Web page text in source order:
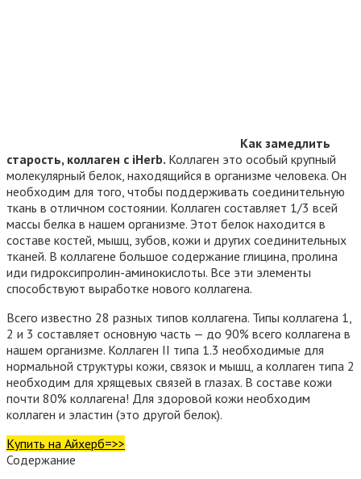
Как замедлить
старость, коллаген с iHerb. Коллаген это особый крупный
молекулярный белок, находящийся в организме человека. Он
необходим для того, чтобы поддерживать соединительную
ткань в отличном состоянии. Коллаген составляет 1/3 всей
массы белка в нашем организме. Этот белок находится в
составе костей, мышц, зубов, кожи и других соединительных
тканей. В коллагене большое содержание глицина, пролина
иди гидроксипролин-аминокислоты. Все эти элементы
способствуют выработке нового коллагена.
Всего известно 28 разных типов коллагена. Типы коллагена 1,
2 и 3 составляет основную часть — до 90% всего коллагена в
нашем организме. Коллаген II типа 1.3 необходимые для
нормальной структуры кожи, связок и мышц, а коллаген типа 2
необходим для хрящевых связей в глазах. В составе кожи
почти 80% коллагена! Для здоровой кожи необходим
коллаген и эластин (это другой белок).
Купить на Айхерб=>>
Содержание